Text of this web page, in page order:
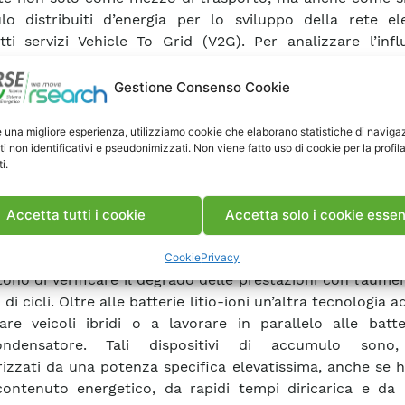
Gestione Consenso Cookie
una migliore esperienza, utilizziamo cookie che elaborano statistiche di
non identificativi e pseudonimizzati. Non viene fatto uso di cookie per la
Accetta tutti i cookie Accetta solo i cookie
CookiePrivacy
distribuiti d’energia per lo sviluppo della rete
servizi Vehicle To Grid (V2G). Per analizzare
punto nel corso del PAR 2012 una procedura che
per batterie veicolari in applicazioni V2G. La
di una parte introduttiva, che riporta indicazioni
di prova, agli strumenti di misura e agli aspetti di
litio-ioni, considerate le uniche batterie adatte a
di applicazione. Il corpo vero e proprio della
dal ciclo di lavoro, rappresentativo
in modo continuativo e dalle prove di
al termine di ogni sequenza di cicli di vita.
di verificare il degrado delle prestazioni con
di cicli. Oltre alle batterie litio-ioni un’altra tecnologia
veicoli ibridi o a lavorare in parallelo alle
Tali dispositivi di accumulo
da una potenza specifica elevatissima, anche se
energetico, da rapidi tempi diricarica e da